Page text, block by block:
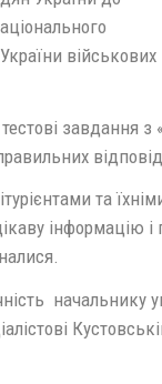
військових
завдання з
та
інформацію
начальнику